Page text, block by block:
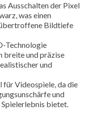
Ausschalten der Pixel
was einen
Bildtiefe
Technologie
breite und präzise
und
für Videospiele, da die
und
bietet.